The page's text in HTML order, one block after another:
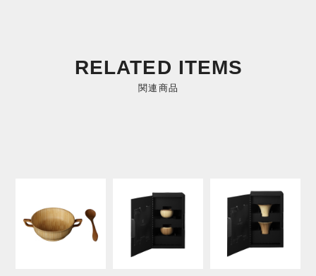
RELATED ITEMS
関連商品